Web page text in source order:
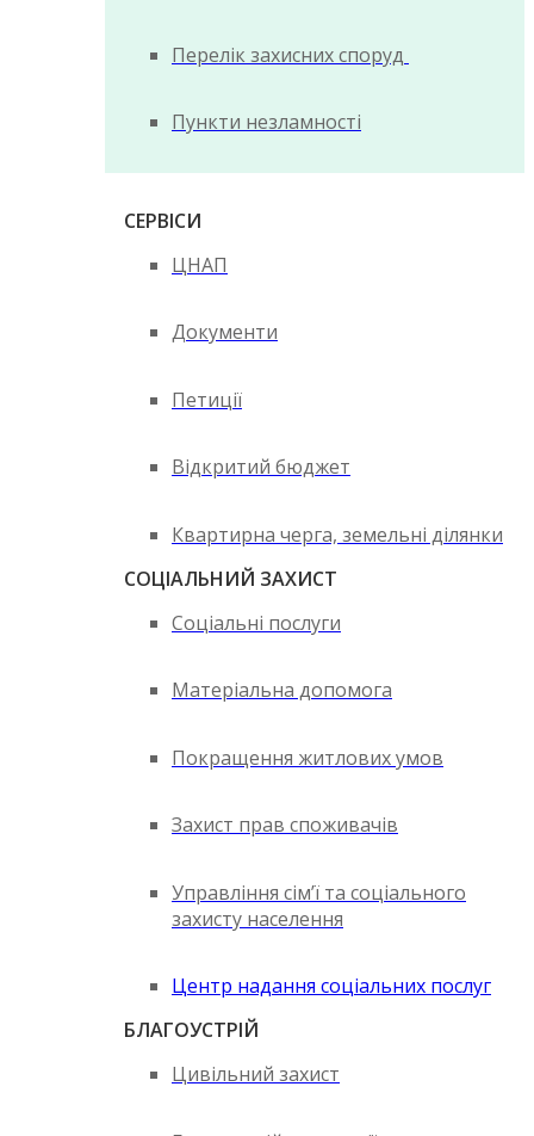
Перелік захисних споруд
Пункти незламності
СЕРВІСИ
ЦНАП
Документи
Петиції
Відкритий бюджет
Квартирна черга, земельні ділянки
СОЦІАЛЬНИЙ ЗАХИСТ
Соціальні послуги
Матеріальна допомога
Покращення житлових умов
Захист прав споживачів
Управління сім’ї та соціального
захисту населення
Центр надання соціальних послуг
БЛАГОУСТРІЙ
Цивільний захист